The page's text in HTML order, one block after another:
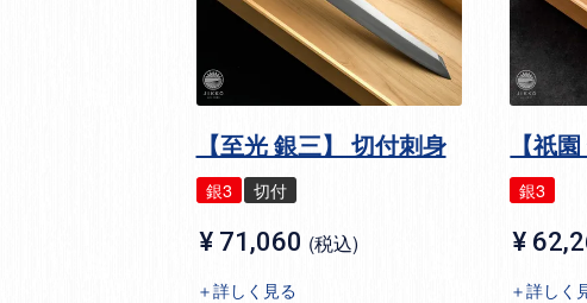
【至光 銀三】 切付刺身
銀3 切付
¥ 71,060 税込
＋詳しく見る
【祇
銀3
¥
＋詳しく